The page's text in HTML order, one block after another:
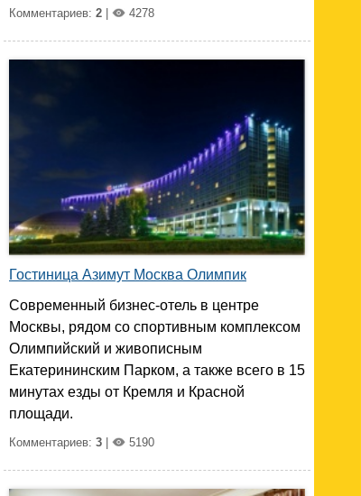
Комментариев: 2 | 4278
Гостиница Азимут Москва Олимпик
Современный бизнес-отель в центре
Москвы, рядом со спортивным комплексом
Олимпийский и живописным
Екатерининским Парком, а также всего в 15
минутах езды от Кремля и Красной
площади.
Комментариев: 3 5190